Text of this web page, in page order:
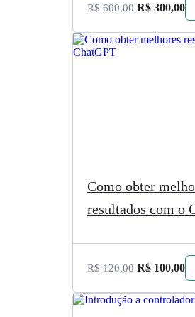
R$600,00 R$ 300,00
Como obter
resultados com o
R$120,00 R$ 100,00